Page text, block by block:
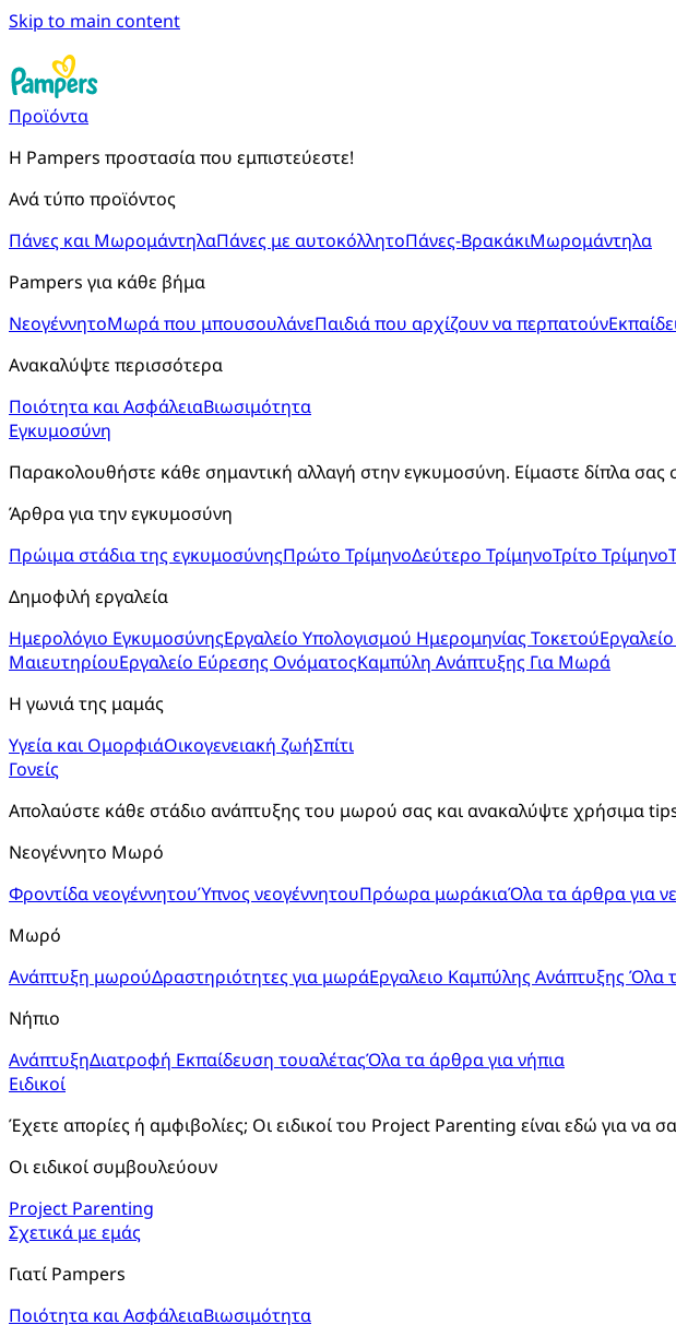
Skip to main content
Προϊόντα
Η Pampers προστασία που εμπιστεύεστε!
Ανά τύπο προϊόντος
Πάνες και ΜωρομάντηλαΠάνες με αυτοκόλλητοΠάνες-ΒρακάκιΜωρομάντηλα
Pampers για κάθε βήμα
ΝεογέννητοΜωρά που μπουσουλάνεΠαιδιά που αρχίζουν να περπατούν
Ανακαλύψτε περισσότερα
Ποιότητα και ΑσφάλειαΒιωσιμότητα
Εγκυμοσύνη
Παρακολουθήστε κάθε σημαντική αλλαγή στην εγκυμοσύνη. Είμαστε δίπλα σας
Άρθρα για την εγκυμοσύνη
Πρώιμα στάδια της εγκυμοσύνηςΠρώτο ΤρίμηνοΔεύτερο ΤρίμηνοΤρίτο Τρίμηνο
Δημοφιλή εργαλεία
Ημερολόγιο ΕγκυμοσύνηςΕργαλείο Υπολογισμού Ημερομηνίας Τοκετού
ΜαιευτηρίουΕργαλείο Εύρεσης ΟνόματοςΚαμπύλη Ανάπτυξης Για Μωρά
Η γωνιά της μαμάς
Υγεία και ΟμορφιάΟικογενειακή ζωήΣπίτι
Γονείς
Απολαύστε κάθε στάδιο ανάπτυξης του μωρού σας και ανακαλύψτε χρήσιμα
Νεογέννητο Μωρό
Φροντίδα νεογέννητουΎπνος νεογέννητουΠρόωρα μωράκιαΌλα τα άρθρα για
Μωρό
Ανάπτυξη μωρούΔραστηριότητες για μωράΕργαλειο Καμπύλης Ανάπτυξης Όλα
Νήπιο
ΑνάπτυξηΔιατροφή Εκπαίδευση τουαλέταςΌλα τα άρθρα για νήπια
Ειδικοί
Έχετε απορίες ή αμφιβολίες; Οι ειδικοί του Project Parenting είναι εδώ για να
Οι ειδικοί συμβουλεύουν
Project Parenting
Σχετικά με εμάς
Γιατί Pampers
Ποιότητα και ΑσφάλειαΒιωσιμότητα